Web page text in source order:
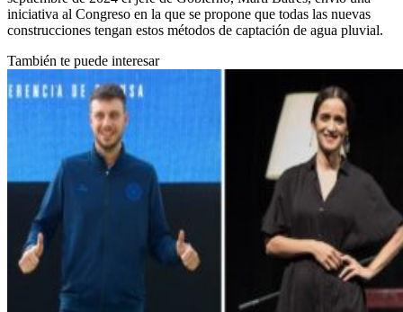
iniciativa al Congreso en la que se propone que todas las nuevas
construcciones tengan estos métodos de captación de agua pluvial.
También te puede interesar